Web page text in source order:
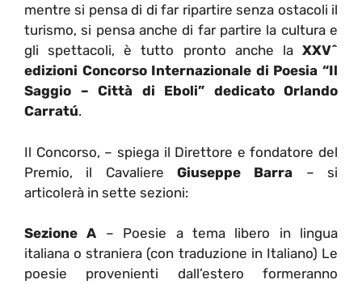
mentre si pensa di di far ripartire senza ostacoli il
turismo, si pensa anche di far partire la cultura e
gli spettacoli, è tutto pronto anche la XXV^
edizioni Concorso Internazionale di Poesia “Il
Saggio – Città di Eboli” dedicato Orlando
Carratú.
Il Concorso, – spiega il Direttore e fondatore del
Premio, il Cavaliere Giuseppe Barra – si
articolerà in sette sezioni:
Sezione A –
Poesie a tema libero in lingua
italiana o straniera (con traduzione in Italiano) Le
poesie provenienti dall’estero formeranno